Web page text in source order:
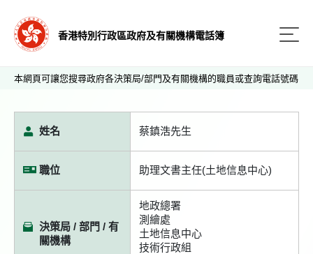
香港特別行政區政府及有關機構電話簿
本網頁可讓您搜尋政府各決策局/部門及有關機構的職員或查詢電話號碼
姓名 蔡鎮浩先生
職位 助理文書主任(土地信息中心)
決策局 / 部門 / 有
關機構
地政總署
測繪處
土地信息中心
技術行政組